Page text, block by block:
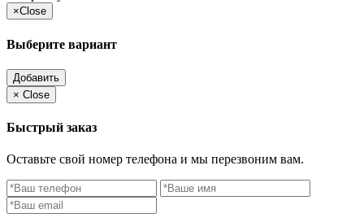
×Close
Выберите вариант
Добавить
× Close
Быстрый заказ
Оставьте свой номер телефона и мы перезвоним вам.